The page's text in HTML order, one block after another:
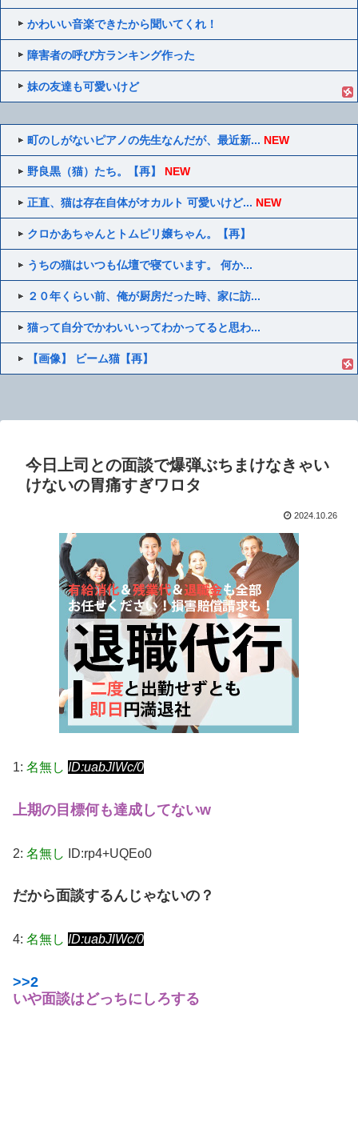
かわいい音楽できたから聞いてくれ！
障害者の呼び方ランキング作った
妹の友達も可愛いけど
町のしがないピアノの先生なんだが、最近新... NEW
野良黒（猫）たち。【再】 NEW
正直、猫は存在自体がオカルト 可愛いけど... NEW
クロかあちゃんとトムピリ嬢ちゃん。【再】
うちの猫はいつも仏壇で寝ています。 何か...
２０年くらい前、俺が厨房だった時、家に訪...
猫って自分でかわいいってわかってると思わ...
【画像】 ビーム猫【再】
今日上司との面談で爆弾ぶちまけなきゃい
けないの胃痛すぎワロタ
2024.10.26
1: 名無し ID:uabJlWc/0
上期の目標何も達成してないw
2: 名無し ID:rp4+UQEo0
だから面談するんじゃないの？
4: 名無し ID:uabJlWc/0
>>2
いや面談はどっちにしろする